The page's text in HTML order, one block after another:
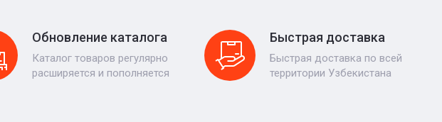
Обновление каталога
Каталог товаров регулярно
расширяется и пополняется
Быстрая доставка
Быстрая доставка по всей
территории Узбекистана